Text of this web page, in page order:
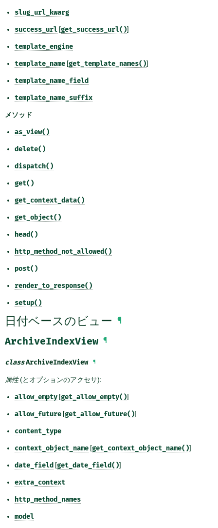
slug_url_kwarg
success_url [get_success_url()]
template_engine
template_name [get_template_names()]
template_name_field
template_name_suffix
メソッド
as_view()
delete()
dispatch()
get()
get_context_data()
get_object()
head()
http_method_not_allowed()
post()
render_to_response()
setup()
日付ベースのビュー ¶
ArchiveIndexView ¶
classArchiveIndexView ¶
属性(とオプションのアクセサ):
allow_empty [get_allow_empty()]
allow_future [get_allow_future()]
content_type
context_object_name [get_context_object_name()]
date_field [get_date_field()]
extra_context
http_method_names
model